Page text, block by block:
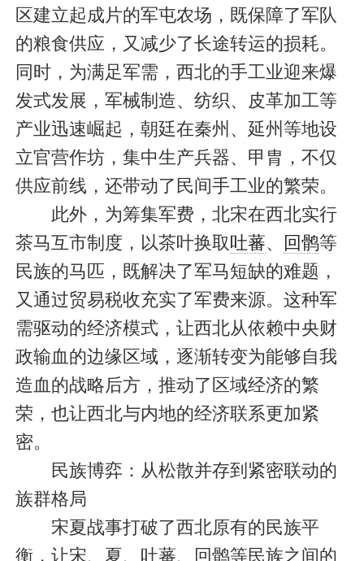
区建立起成片的军屯农场，既保障了军队
的粮食供应，又减少了长途转运的损耗。
同时，为满足军需，西北的手工业迎来爆
发式发展，军械制造、纺织、皮革加工等
产业迅速崛起，朝廷在秦州、延州等地设
立官营作坊，集中生产兵器、甲胄，不仅
供应前线，还带动了民间手工业的繁荣。
此外，为筹集军费，北宋在西北实行
茶马互市制度，以茶叶换取吐蕃、 回鹘等
民族的马匹，既解决了军马短缺的难题，
又通过贸易税收充实了军费来源。这种军
需驱动的经济模式，让西北从依赖中央财
政输血的边缘区域，逐渐转变为能够自我
造血的战略后方，推动了区域经济的繁
荣，也让西北与内地的经济联系更加紧
密。
民族博弈：从松散并存到紧密联动的
族群格局
宋夏战事打破了西北原有的民族平
衡，让宋、夏、吐蕃、回鹘等民族之间的